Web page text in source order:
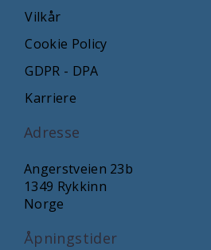
Vilkår
Cookie Policy
GDPR - DPA
Karriere
Adresse
Angerstveien 23b
1349 Rykkinn
Norge
Åpningstider